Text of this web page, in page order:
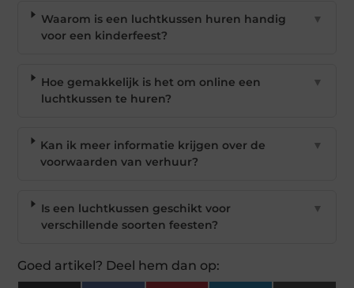
Waarom is een luchtkussen huren handig
voor een kinderfeest?
▼
Hoe gemakkelijk is het om online een
luchtkussen te huren?
▼
Kan ik meer informatie krijgen over de
voorwaarden van verhuur?
▼
Is een luchtkussen geschikt voor
verschillende soorten feesten?
▼
Goed artikel? Deel hem dan op: